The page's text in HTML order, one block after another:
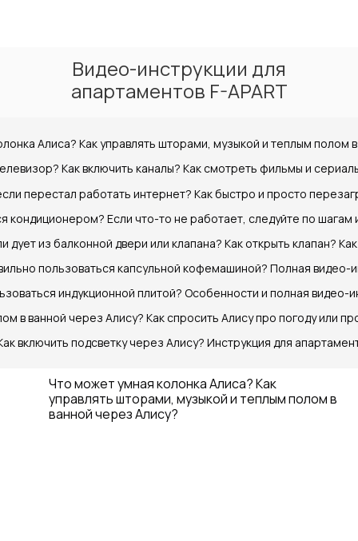
Видео-инструкции для
апартаментов F-APART
Алиса? Как управлять шторами, музыкой и теплым полом
Как включить каналы? Как смотреть фильмы и
перестал работать интернет? Как быстро и просто
кондиционером? Если что-то не работает, следуйте по шагам
дует из балконной двери или клапана? Как открыть клапан?
пользоваться капсульной кофемашиной? Полная видео-
индукционной плитой? Особенности и полная видео-
в ванной через Алису? Как спросить Алису про погоду или
включить подсветку через Алису? Инструкция для
Что может умная колонка Алиса? Как
управлять шторами, музыкой и теплым полом в
ванной через Алису?